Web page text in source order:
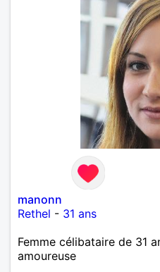
manonn
Rethel - 31 ans
Femme célibataire de 31
amoureuse